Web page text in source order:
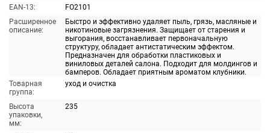
EAN-13:
FO2101
Расширенное
описание:
Быстро и эффективно удаляет пыль, грязь, масляные и
никотиновые загрязнения. Защищает от старения и
выгорания, восстанавливает первоначальную
структуру, обладает антистатическим эффектом.
Предназначен для обработки пластиковых и
виниловых деталей салона. Подходит для молдингов и
бамперов. Обладает приятным ароматом клубники.
Товарная
группа:
уход и очистка
Высота
упаковки,
мм:
235